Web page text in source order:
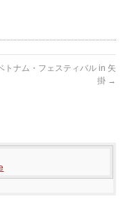
トナム・フェスティバル in 矢
掛 →